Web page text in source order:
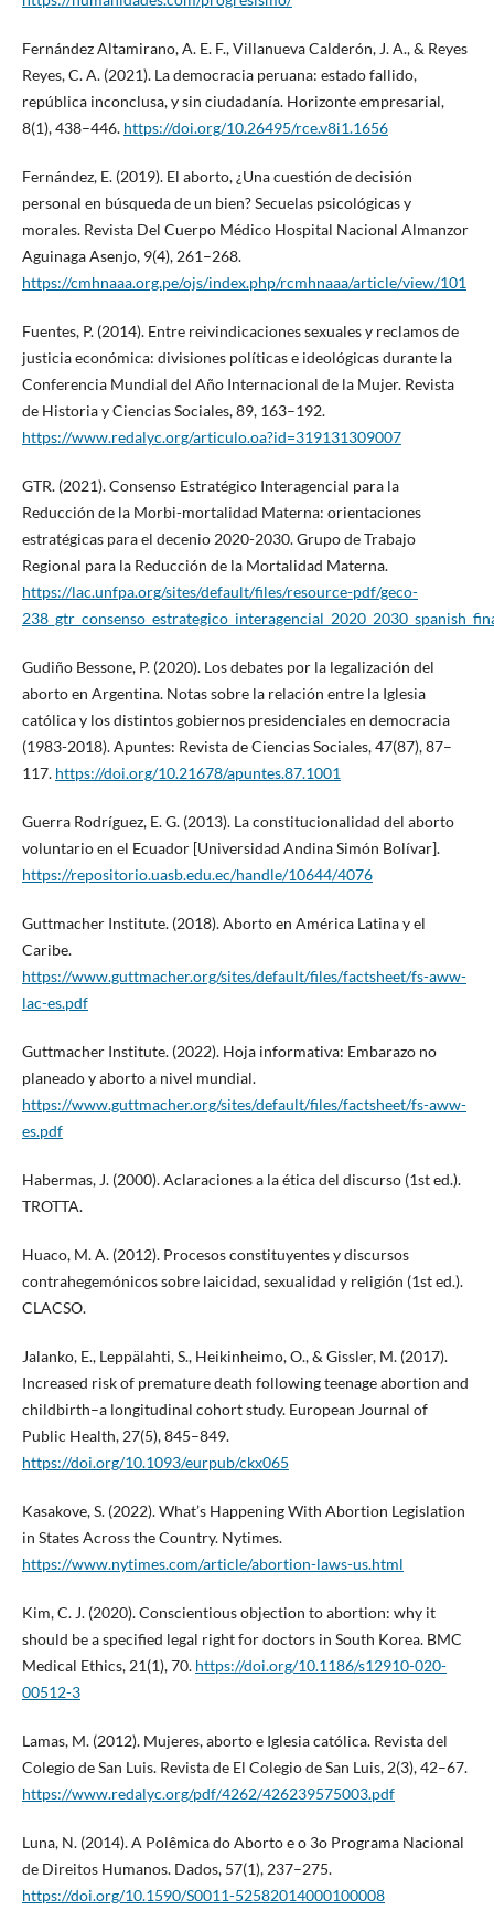
Fernández Altamirano, A. E. F., Villanueva Calderón, J. A., & Reyes
Reyes, C. A. (2021). La democracia peruana: estado fallido,
república inconclusa, y sin ciudadanía. Horizonte empresarial,
8(1), 438–446. https://doi.org/10.26495/rce.v8i1.1656
Fernández, E. (2019). El aborto, ¿Una cuestión de decisión
personal en búsqueda de un bien? Secuelas psicológicas y
morales. Revista Del Cuerpo Médico Hospital Nacional Almanzor
Aguinaga Asenjo, 9(4), 261–268.
https://cmhnaaa.org.pe/ojs/index.php/rcmhnaaa/article/view/101
Fuentes, P. (2014). Entre reivindicaciones sexuales y reclamos de
justicia económica: divisiones políticas e ideológicas durante la
Conferencia Mundial del Año Internacional de la Mujer. Revista
de Historia y Ciencias Sociales, 89, 163–192.
https://www.redalyc.org/articulo.oa?id=319131309007
GTR. (2021). Consenso Estratégico Interagencial para la
Reducción de la Morbi-mortalidad Materna: orientaciones
estratégicas para el decenio 2020-2030. Grupo de Trabajo
Regional para la Reducción de la Mortalidad Materna.
https://lac.unfpa.org/sites/default/files/resource-pdf/geco-
Gudiño Bessone, P. (2020). Los debates por la legalización del
aborto en Argentina. Notas sobre la relación entre la Iglesia
católica y los distintos gobiernos presidenciales en democracia
(1983-2018). Apuntes: Revista de Ciencias Sociales, 47(87), 87–
117. https://doi.org/10.21678/apuntes.87.1001
Guerra Rodríguez, E. G. (2013). La constitucionalidad del aborto
voluntario en el Ecuador [Universidad Andina Simón Bolívar].
https://repositorio.uasb.edu.ec/handle/10644/4076
Guttmacher Institute. (2018). Aborto en América Latina y el
Caribe.
https://www.guttmacher.org/sites/default/files/factsheet/fs-aww-
lac-es.pdf
Guttmacher Institute. (2022). Hoja informativa: Embarazo no
planeado y aborto a nivel mundial.
https://www.guttmacher.org/sites/default/files/factsheet/fs-aww-
es.pdf
Habermas, J. (2000). Aclaraciones a la ética del discurso (1st ed.).
TROTTA.
Huaco, M. A. (2012). Procesos constituyentes y discursos
contrahegemónicos sobre laicidad, sexualidad y religión (1st ed.).
CLACSO.
Jalanko, E., Leppälahti, S., Heikinheimo, O., & Gissler, M. (2017).
Increased risk of premature death following teenage abortion and
childbirth–a longitudinal cohort study. European Journal of
Public Health, 27(5), 845–849.
https://doi.org/10.1093/eurpub/ckx065
Kasakove, S. (2022). What’s Happening With Abortion Legislation
in States Across the Country. Nytimes.
https://www.nytimes.com/article/abortion-laws-us.html
Kim, C. J. (2020). Conscientious objection to abortion: why it
should be a specified legal right for doctors in South Korea. BMC
Medical Ethics, 21(1), 70. https://doi.org/10.1186/s12910-020-
00512-3
Lamas, M. (2012). Mujeres, aborto e Iglesia católica. Revista del
Colegio de San Luis. Revista de El Colegio de San Luis, 2(3), 42–67.
https://www.redalyc.org/pdf/4262/426239575003.pdf
Luna, N. (2014). A Polêmica do Aborto e o 3o Programa Nacional
de Direitos Humanos. Dados, 57(1), 237–275.
https://doi.org/10.1590/S0011-52582014000100008